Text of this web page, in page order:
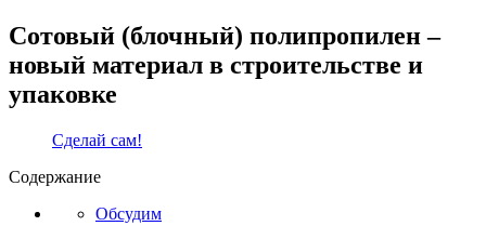
Сотовый (блочный) полипропилен –
новый материал в строительстве и
упаковке
Сделай сам!
Содержание
Обсудим